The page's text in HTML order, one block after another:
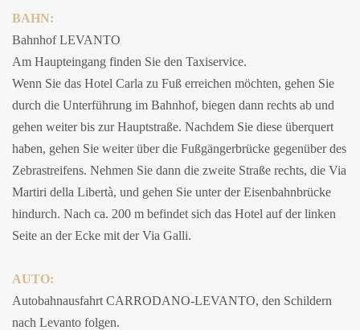
BAHN:
Bahnhof LEVANTO
Am Haupteingang finden Sie den Taxiservice.
Wenn Sie das Hotel Carla zu Fuß erreichen möchten, gehen Sie
durch die Unterführung im Bahnhof, biegen dann rechts ab und
gehen weiter bis zur Hauptstraße. Nachdem Sie diese überquert
haben, gehen Sie weiter über die Fußgängerbrücke gegenüber des
Zebrastreifens. Nehmen Sie dann die zweite Straße rechts, die Via
Martiri della Libertà, und gehen Sie unter der Eisenbahnbrücke
hindurch. Nach ca. 200 m befindet sich das Hotel auf der linken
Seite an der Ecke mit der Via Galli.
AUTO:
Autobahnausfahrt CARRODANO-LEVANTO, den Schildern
nach Levanto folgen.